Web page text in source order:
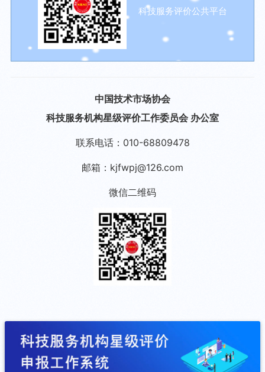
科技服务评价公共平台
中国技术市场协会
科技服务机构星级评价工作委员会 办公室
联系电话：010-68809478
邮箱：kjfwpj@126.com
微信二维码